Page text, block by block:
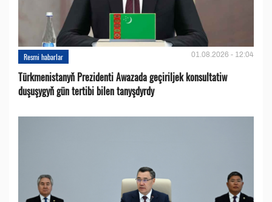
Resmi habarlar 01.08.2026 - 12:04
Türkmenistanyň Prezidenti Awazada geçiriljek konsultatiw
duşuşygyň gün tertibi bilen tanyşdyrdy